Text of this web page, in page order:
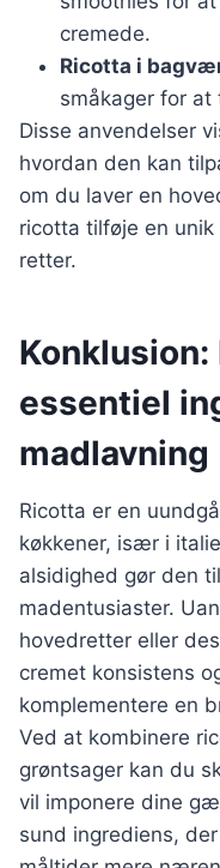
cremede.
Ricotta i
småkager for at
Disse anvendelser
hvordan den kan
om du laver en
ricotta tilføje en
retter.
Konklusion:
essentiel
madlavning
Ricotta er en
køkkener, især i
alsidighed gør den
madentusiaster.
hovedretter eller
cremet konsistens
komplementere en
Ved at kombinere
grøntsager kan du
vil imponere dine
sund ingrediens,